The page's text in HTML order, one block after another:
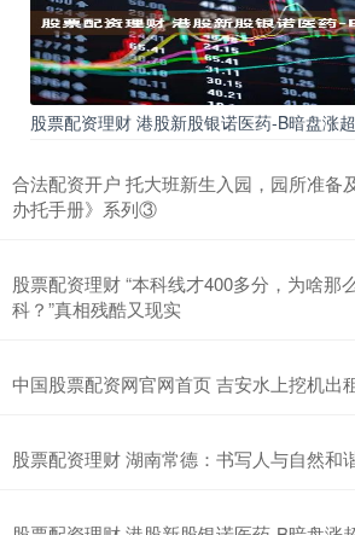
股票配资理财 港股新股银诺医药-B暗盘涨
合法配资开户 托大班新生入园，园所准备
办托手册》系列③
股票配资理财 “本科线才400多分，为啥那
科？”真相残酷又现实
中国股票配资网官网首页 吉安水上挖机出
股票配资理财 湖南常德：书写人与自然和